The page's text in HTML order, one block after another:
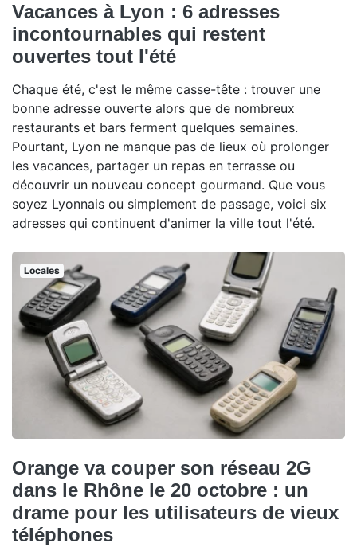
Vacances à Lyon : 6 adresses
incontournables qui restent
ouvertes tout l'été
Chaque été, c'est le même casse-tête : trouver une
bonne adresse ouverte alors que de nombreux
restaurants et bars ferment quelques semaines.
Pourtant, Lyon ne manque pas de lieux où prolonger
les vacances, partager un repas en terrasse ou
découvrir un nouveau concept gourmand. Que vous
soyez Lyonnais ou simplement de passage, voici six
adresses qui continuent d'animer la ville tout l'été.
Locales
Orange va couper son réseau 2G
dans le Rhône le 20 octobre : un
drame pour les utilisateurs de vieux
téléphones